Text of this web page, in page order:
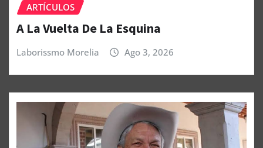
ARTÍCULOS
A La Vuelta De La Esquina
Laborissmo Morelia Ago 3, 2026